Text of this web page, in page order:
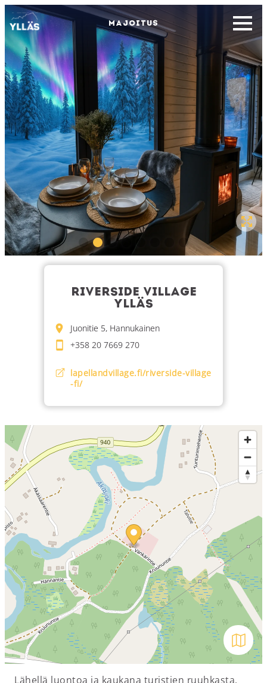
MAJOITUS
RIVERSIDE VILLAGE
YLLÄS
Juonitie 5, Hannukainen
+358 20 7669 270
lapellandvillage.fi/riverside-village
-fi/
Avaa
Lähellä luontoa ja kaukana turistien ruuhkasta,